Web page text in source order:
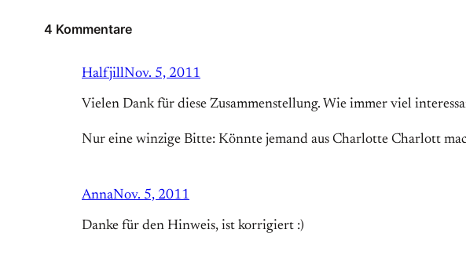
4 Kommentare
HalfjillNov. 5, 2011
Vielen Dank für diese Zusammenstellung. Wie immer viel
Nur eine winzige Bitte: Könnte jemand aus Charlotte Charlott
AnnaNov. 5, 2011
Danke für den Hinweis, ist korrigiert :)